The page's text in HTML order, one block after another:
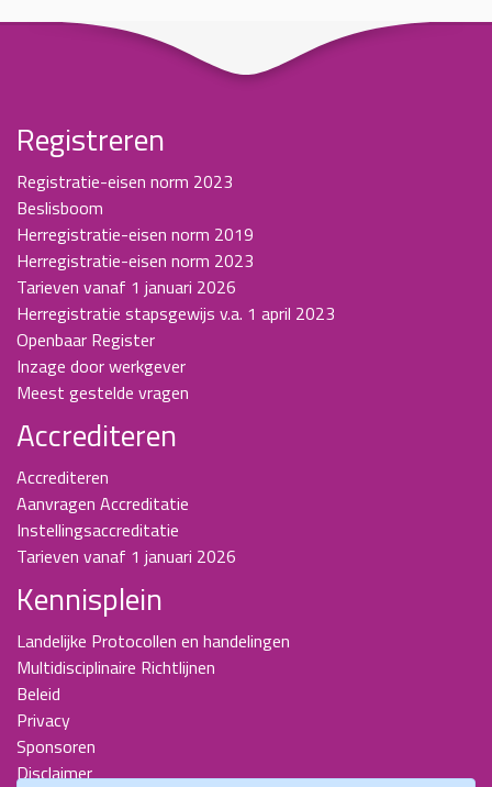
Registreren
Registratie-eisen norm 2023
Beslisboom
Herregistratie-eisen norm 2019
Herregistratie-eisen norm 2023
Tarieven vanaf 1 januari 2026
Herregistratie stapsgewijs v.a. 1 april 2023
Openbaar Register
Inzage door werkgever
Meest gestelde vragen
Accrediteren
Accrediteren
Aanvragen Accreditatie
Instellingsaccreditatie
Tarieven vanaf 1 januari 2026
Kennisplein
Landelijke Protocollen en handelingen
Multidisciplinaire Richtlijnen
Beleid
Privacy
Sponsoren
Disclaimer